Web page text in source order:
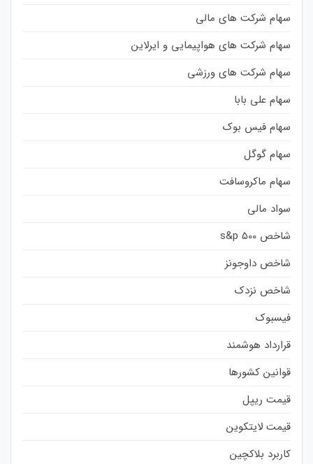
سهام شرکت های مالی
سهام شرکت های هواپیمایی و ایرلاین
سهام شرکت های ورزشی
سهام علی بابا
سهام فیس بوک
سهام گوگل
سهام ماکروسافت
سواد مالی
شاخص s&p 500
شاخص داوجونز
شاخص نزدک
فیسبوک
قرارداد هوشمند
قوانین کشورها
قیمت ریپل
قیمت لایتکوین
کاربرد بلاکچین